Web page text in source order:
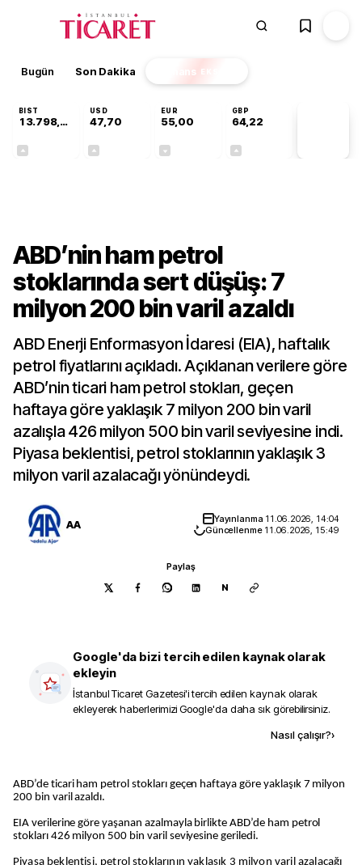
Bugün Son Dakika Finans EKSTRA
BIST
13.798,82
USD
47,70
EUR
55,00
GBP
64,22
ABD’nin ham petrol
stoklarında sert düşüş: 7
milyon 200 bin varil azaldı
ABD Enerji Enformasyon İdaresi (EIA), haftalık
petrol fiyatlarını açıkladı. Açıklanan verilere göre
ABD’nin ticari ham petrol stokları, geçen
haftaya göre yaklaşık 7 milyon 200 bin varil
azalışla 426 milyon 500 bin varil seviyesine indi.
Piyasa beklentisi, petrol stoklarının yaklaşık 3
milyon varil azalacağı yönündeydi.
AA Yayınlanma 11.06.2026, 14:04
Güncellenme 11.06.2026, 15:49
Paylaş
N
Google'da bizi tercih edilen kaynak olarak
ekleyin
İstanbul Ticaret Gazetesi'i tercih edilen kaynak olarak
ekleyerek haberlerimizi Google'da daha sık görebilirsiniz.
Nasıl çalışır?›
ABD’de ticari ham petrol stokları geçen haftaya göre yaklaşık 7 milyon
200 bin varil azaldı.
EIA verilerine göre yaşanan azalmayla birlikte ABD’de ham petrol
stokları 426 milyon 500 bin varil seviyesine geriledi.
Piyasa beklentisi, petrol stoklarının yaklaşık 3 milyon varil azalacağı